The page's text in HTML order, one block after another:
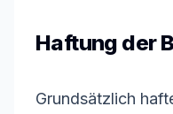
Haftung der
Grundsätzlich